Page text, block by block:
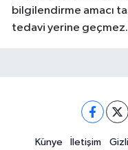
bilgilendirme amacı
tedavi yerine geçmez.
Künye İletişim